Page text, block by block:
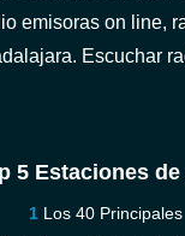
emisoras on line,
Escuchar
5 Estaciones
Los 40 Principales